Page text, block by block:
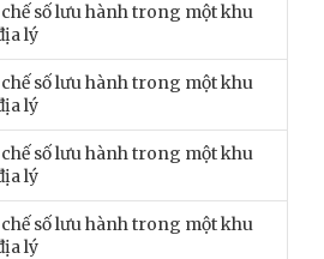
số lưu hành trong một khu
lý
số lưu hành trong một khu
lý
số lưu hành trong một khu
lý
số lưu hành trong một khu
lý